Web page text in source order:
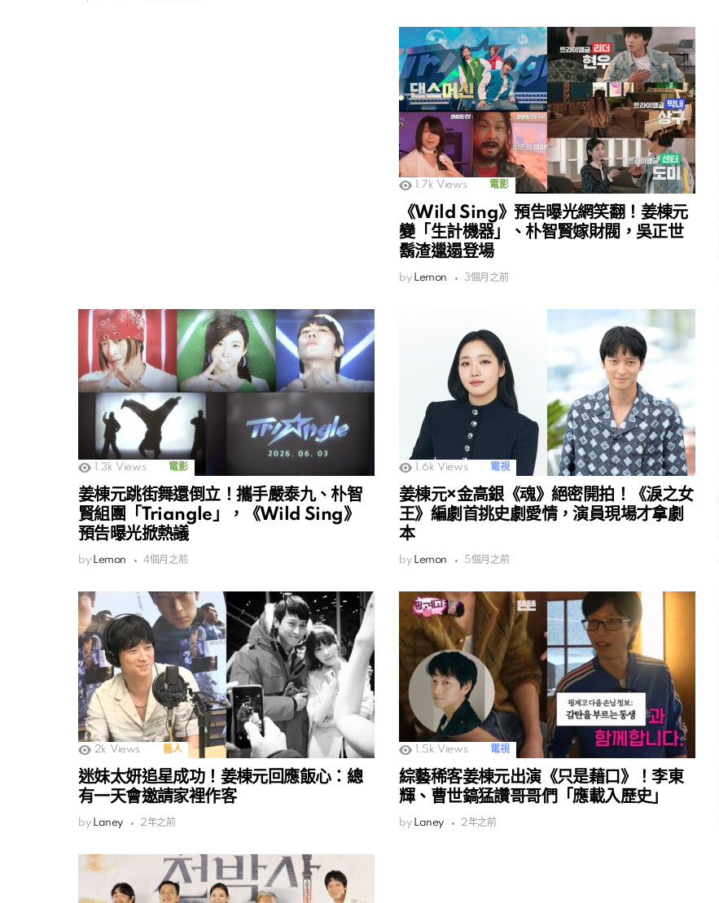
1.7k Views 電影
《Wild Sing》預告曝光網笑翻！姜棟元
變「生計機器」、朴智賢嫁財閥，吳正世
鬍渣邋遢登場
by Lemon 3個月之前
1.3k Views 電影
姜棟元跳街舞還倒立！攜手嚴泰九、朴智
賢組團「Triangle」，《Wild Sing》
預告曝光掀熱議
by Lemon 4個月之前
1.6k Views 電視
姜棟元×金高銀《魂》絕密開拍！《淚之女
王》編劇首挑史劇愛情，演員現場才拿劇
本
by Lemon 5個月之前
2k Views 藝人
迷妹太妍追星成功！姜棟元回應飯心：總
有一天會邀請家裡作客
by Laney 2年之前
1.5k Views 電視
綜藝稀客姜棟元出演《只是藉口》！李東
輝、曹世鎬猛讚哥哥們「應載入歷史」
by Laney 2年之前